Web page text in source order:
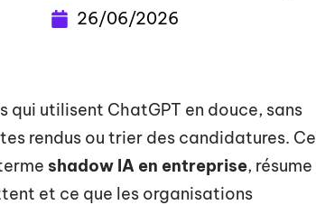
26/06/2026
qui utilisent ChatGPT en douce, sans
rendus ou trier des candidatures. Ce
shadow IA en entreprise, résume
et ce que les organisations